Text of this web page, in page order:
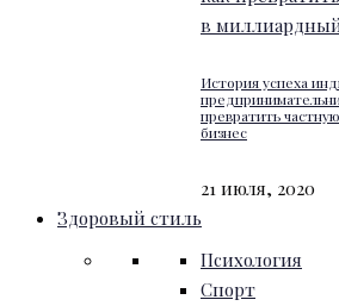
История успеха
превратить
бизнес
21 июля, 2020
Здоровый стиль
Психология
Спорт